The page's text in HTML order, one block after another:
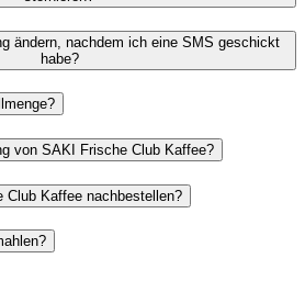
ändern, nachdem ich eine SMS geschickt
habe?
von SAKI Frische Club Kaffee?
Kaffee nachbestellen?